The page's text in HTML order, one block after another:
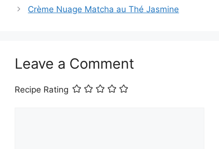
Crème Nuage Matcha au Thé Jasmine
Leave a Comment
Recipe Rating